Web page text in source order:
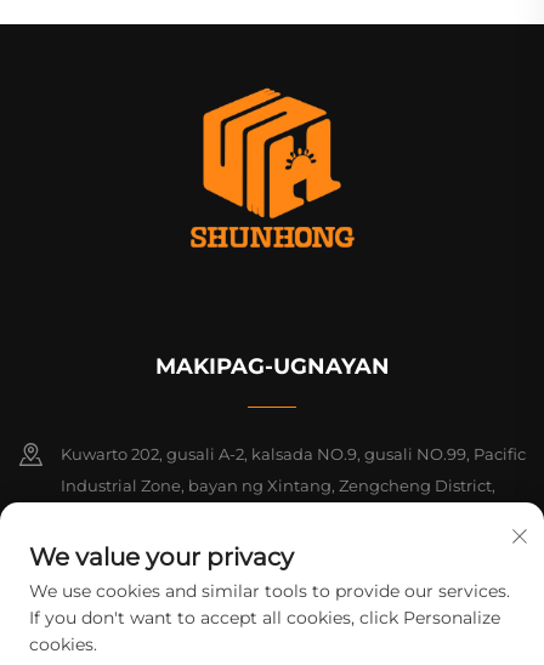
MAKIPAG-UGNAYAN
Kuwarto 202, gusali A-2, kalsada NO.9, gusali NO.99, Pacific
Industrial Zone, bayan ng Xintang, Zengcheng District,
+86-18925142858
[email protected]
We value your privacy
We use cookies and similar tools to provide our services.
If you don't want to accept all cookies, click Personalize
cookies.